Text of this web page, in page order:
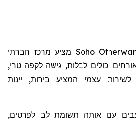
Soho מציע מרכז חברתי
יכולים לבלות, גישה לקפה טרי,
עצמי המציע בירות, יינות
עם אותה תשומת לב לפרטים,